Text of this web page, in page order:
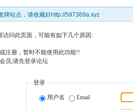
牌站点，请收藏好http://597369a.xyz
访问此页面，可能有如下几个原因:
注册，暂时不能使用此功能!!
员,请先登录论坛
登录
用户名 Email